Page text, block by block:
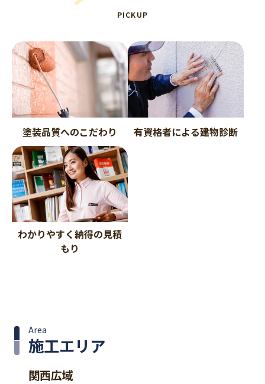
PICKUP
塗装品質へのこだわり 有資格者による建物診断
わかりやすく納得の見積
もり
施工エリア
Area
関西広域